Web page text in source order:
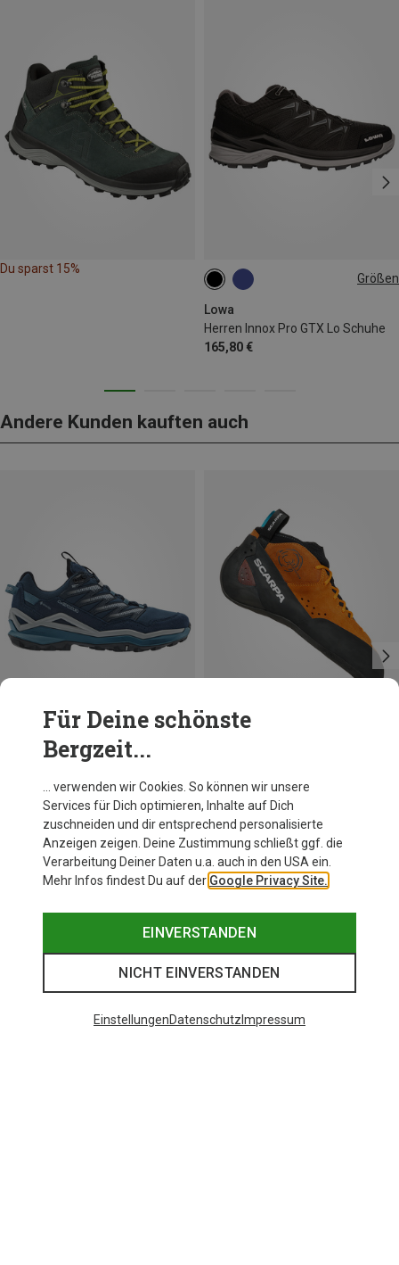
Du sparst 15%
Größen
Lowa
Herren Innox Pro GTX Lo Schuhe
165,80 €
Andere Kunden kauften auch
Du sparst 17%
Scarpa
199,95 €
Für Deine schönste
Bergzeit...
… verwenden wir Cookies. So können wir unsere
Services für Dich optimieren, Inhalte auf Dich
zuschneiden und dir entsprechend personalisierte
Anzeigen zeigen. Deine Zustimmung schließt ggf. die
Verarbeitung Deiner Daten u.a. auch in den USA ein.
Mehr Infos findest Du auf der Google Privacy Site.
EINVERSTANDEN
NICHT EINVERSTANDEN
EinstellungenDatenschutz Impressum